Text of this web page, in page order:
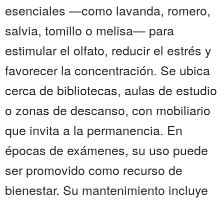
esenciales —como lavanda, romero,
salvia, tomillo o melisa— para
estimular el olfato, reducir el estrés y
favorecer la concentración. Se ubica
cerca de bibliotecas, aulas de estudio
o zonas de descanso, con mobiliario
que invita a la permanencia. En
épocas de exámenes, su uso puede
ser promovido como recurso de
bienestar. Su mantenimiento incluye